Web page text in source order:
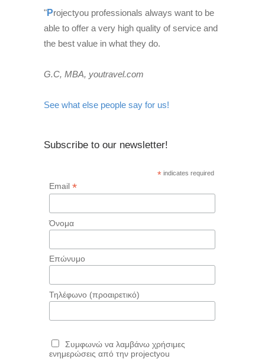
"Projectyou professionals always want to be
able to offer a very high quality of service and
the best value in what they do.
G.C, MBA, youtravel.com
See what else people say for us!
Subscribe to our newsletter!
* indicates required
Email *
Όνομα
Επώνυμο
Τηλέφωνο (προαιρετικό)
Συμφωνώ να λαμβάνω χρήσιμες
ενημερώσεις από την projectyou